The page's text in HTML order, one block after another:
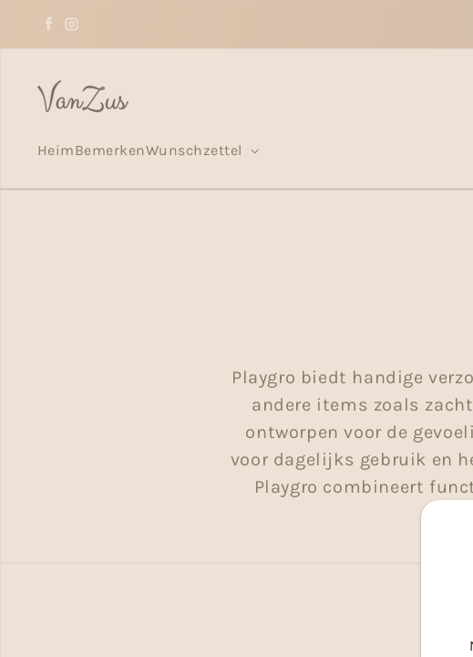
Facebook
Instagram
HeimBemerkenWunschzettel
Playgro biedt handige
andere items zoals
ontworpen voor de
voor dagelijks gebruik en
Playgro combineert